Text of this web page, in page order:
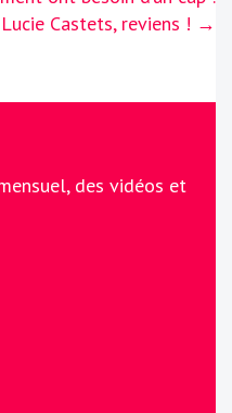
Lucie Castets, reviens ! →
des vidéos et